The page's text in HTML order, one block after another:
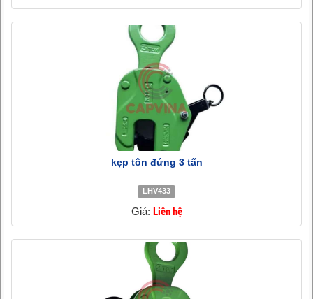
kẹp tôn đứng 3 tấn
LHV433
Giá: Liên hệ